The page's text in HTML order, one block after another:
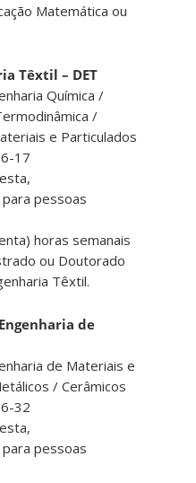
Matemática ou
Têxtil – DET
Química /
/
e Particulados
17
pessoas
horas semanais
ou Doutorado
Têxtil.
de
de Materiais e
/ Cerâmicos
32
pessoas